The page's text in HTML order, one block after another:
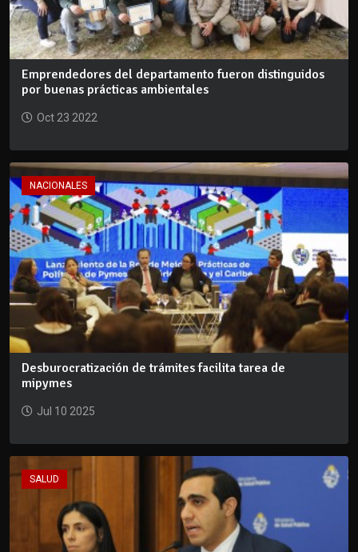
Emprendedores del departamento fueron distinguidos
por buenas prácticas ambientales
Oct 23 2022
NACIONALES
Desburocratización de trámites facilita tarea de
mipymes
Jul 10 2025
SALUD